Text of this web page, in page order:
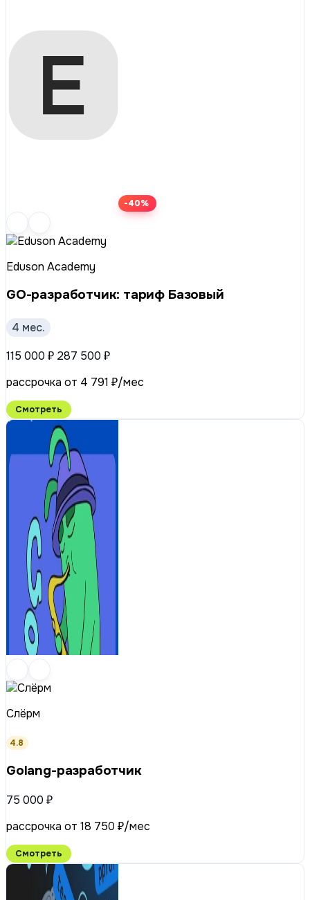
-40%
Eduson Academy
GO-разработчик: тариф Базовый
4 мес.
115 000 ₽ 287 500 ₽
рассрочка от 4 791 ₽/мес
Смотреть
Слёрм
4.8
Golang-разработчик
75 000 ₽
рассрочка от 18 750 ₽/мес
Смотреть